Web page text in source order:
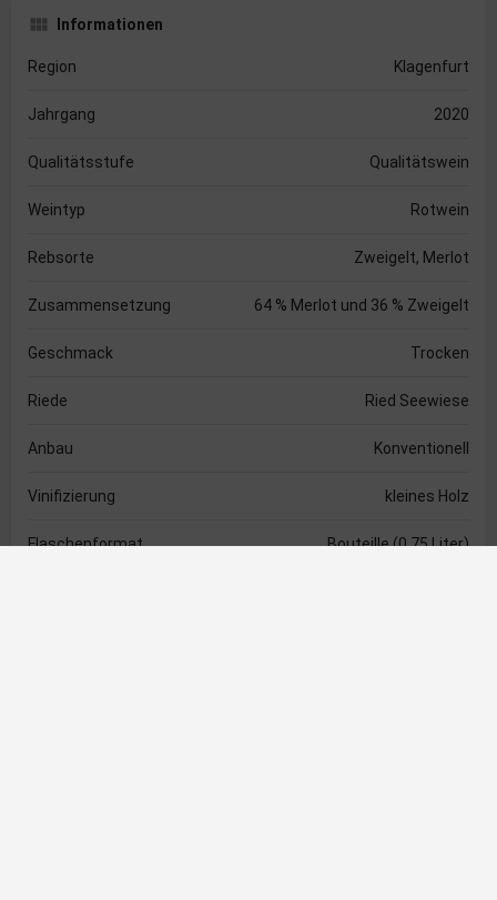
Informationen
Region Klagenfurt
Jahrgang 2020
Qualitätsstufe Qualitätswein
Weintyp Rotwein
Rebsorte Zweigelt, Merlot
Zusammensetzung 64 % Merlot und 36 % Zweigelt
Geschmack Trocken
Riede Ried Seewiese
Anbau Konventionell
Vinifizierung kleines Holz
Flaschenformat Bouteille (0,75 Liter)